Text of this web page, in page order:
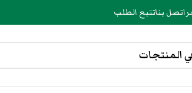
اتصل بناتتبع الطلب